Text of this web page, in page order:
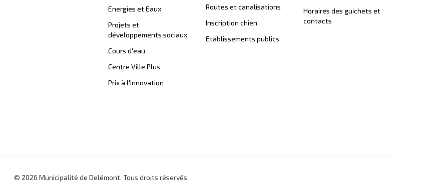
Energies et Eaux
Projets et
développements sociaux
Cours d'eau
Centre Ville Plus
Prix à l'innovation
Routes et canalisations
Inscription chien
Etablissements publics
Horaires des guichets et
contacts
© 2026 Municipalité de Delémont. Tous droits réservés